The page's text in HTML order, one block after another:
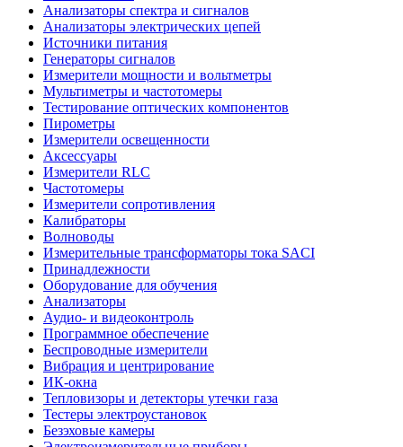
Анализаторы спектра и сигналов
Анализаторы электрических цепей
Источники питания
Генераторы сигналов
Измерители мощности и вольтметры
Мультиметры и частотомеры
Тестирование оптических компонентов
Пирометры
Измерители освещенности
Аксессуары
Измерители RLC
Частотомеры
Измерители сопротивления
Калибраторы
Волноводы
Измерительные трансформаторы тока SACI
Принадлежности
Оборудование для обучения
Анализаторы
Аудио- и видеоконтроль
Программное обеспечение
Беспроводные измерители
Вибрация и центрирование
ИК-окна
Тепловизоры и детекторы утечки газа
Тестеры электроустановок
Безэховые камеры